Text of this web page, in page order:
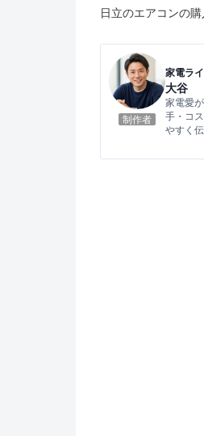
日立のエアコンの
制作者
家電ラ
大谷
家電愛
手・コ
やすく